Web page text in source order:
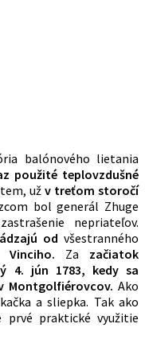
balónového lietania
použité teplovzdušné
užv treťom storočí
bol generál Zhuge
nepriateľov.
od všestranného
Vinciho. Za začiatok
4. jún 1783, kedy sa
Montgolfiérovcov. Ako
a sliepka. Tak ako
prvé praktické využitie